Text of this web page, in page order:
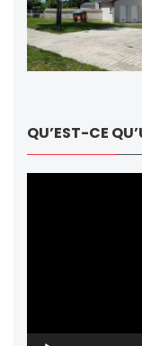
QU’EST-CE